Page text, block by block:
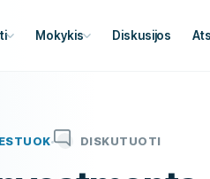
Mokykis Diskusijos
DISKUTUOTI